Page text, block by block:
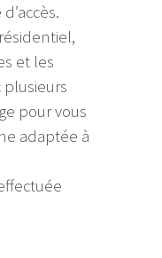
et les
plusieurs
pour vous
adaptée à